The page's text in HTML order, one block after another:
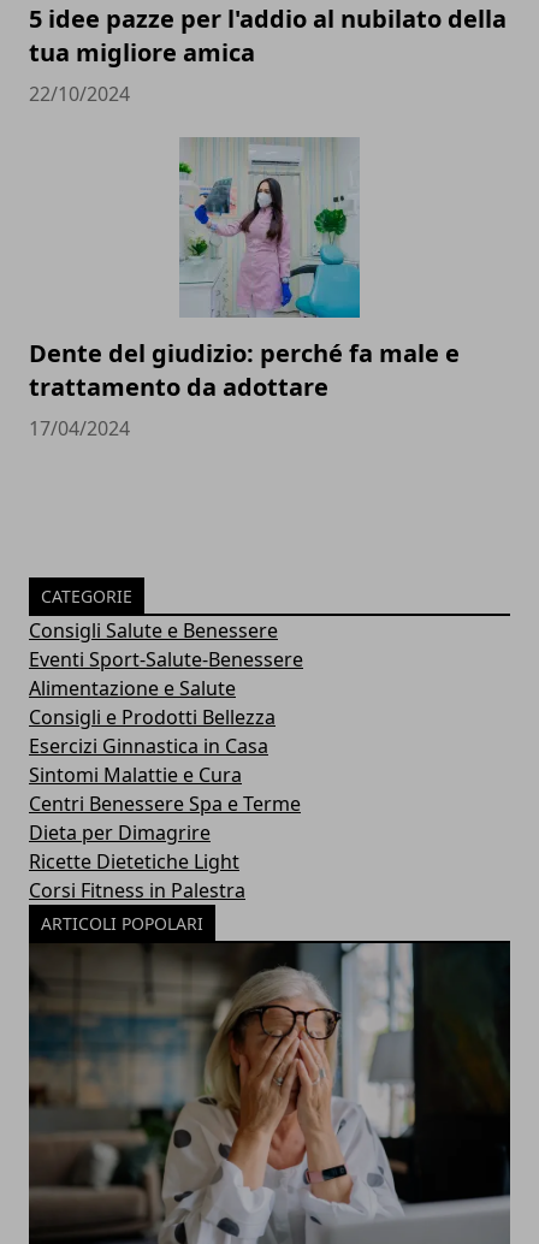
5 idee pazze per l'addio al nubilato della
tua migliore amica
22/10/2024
Dente del giudizio: perché fa male e
trattamento da adottare
17/04/2024
CATEGORIE
Consigli Salute e Benessere
Eventi Sport-Salute-Benessere
Alimentazione e Salute
Consigli e Prodotti Bellezza
Esercizi Ginnastica in Casa
Sintomi Malattie e Cura
Centri Benessere Spa e Terme
Dieta per Dimagrire
Ricette Dietetiche Light
Corsi Fitness in Palestra
ARTICOLI POPOLARI